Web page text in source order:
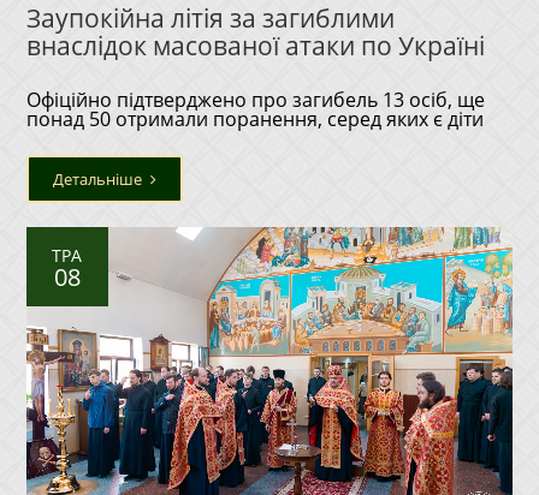
Заупокійна літія за загиблими
внаслідок масованої атаки по Україні
Офіційно підтверджено про загибель 13 осіб, ще
понад 50 отримали поранення, серед яких є діти
Детальніше
ТРА
08